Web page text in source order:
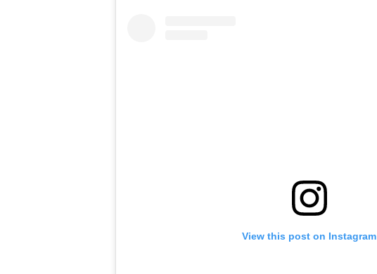
View this post on Instagram